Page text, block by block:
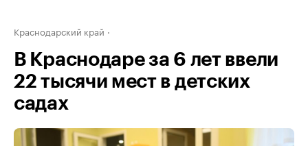
Краснодарский край
В Краснодаре за 6 лет ввели
22 тысячи мест в детских
садах